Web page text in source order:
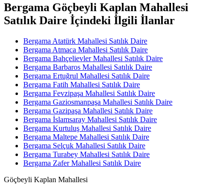
Bergama Göçbeyli Kaplan Mahallesi
Satılık Daire İçindeki İlgili İlanlar
Bergama Atatürk Mahallesi Satılık Daire
Bergama Atmaca Mahallesi Satılık Daire
Bergama Bahçelievler Mahallesi Satılık Daire
Bergama Barbaros Mahallesi Satılık Daire
Bergama Ertuğrul Mahallesi Satılık Daire
Bergama Fatih Mahallesi Satılık Daire
Bergama Fevzipaşa Mahallesi Satılık Daire
Bergama Gaziosmanpaşa Mahallesi Satılık Daire
Bergama Gazipaşa Mahallesi Satılık Daire
Bergama İslamsaray Mahallesi Satılık Daire
Bergama Kurtuluş Mahallesi Satılık Daire
Bergama Maltepe Mahallesi Satılık Daire
Bergama Selçuk Mahallesi Satılık Daire
Bergama Turabey Mahallesi Satılık Daire
Bergama Zafer Mahallesi Satılık Daire
Göçbeyli Kaplan Mahallesi